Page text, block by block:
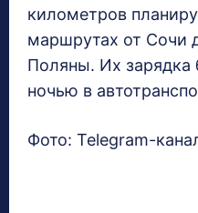
километров
маршрутах от Сочи
Поляны. Их зарядка
ночью в
Фото: Telegram-